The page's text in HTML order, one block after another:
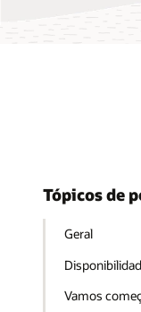
Tópicos de
Geral
Vamos